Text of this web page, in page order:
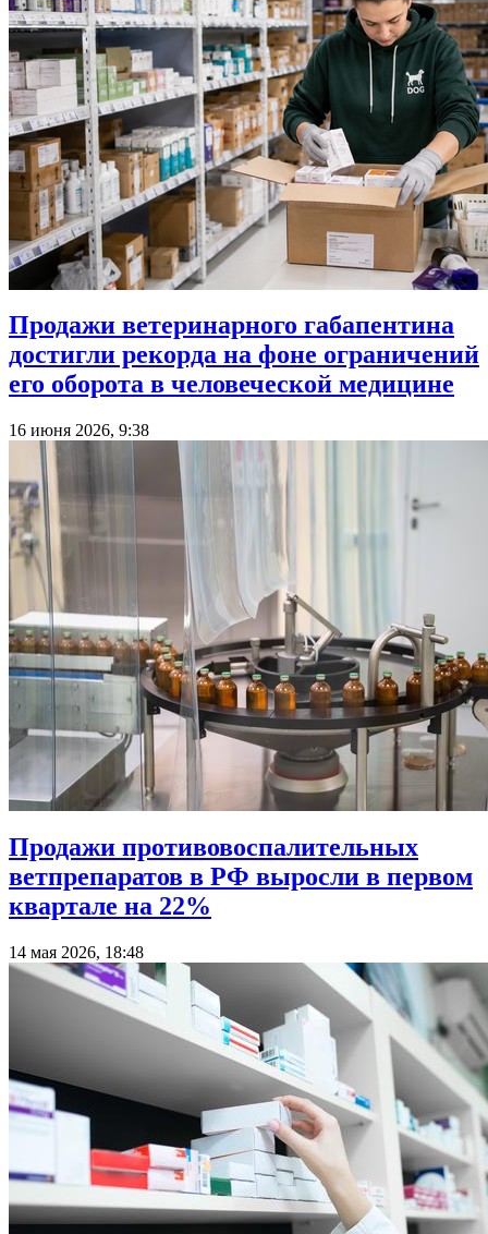
Продажи ветеринарного габапентина
достигли рекорда на фоне ограничений
его оборота в человеческой медицине
16 июня 2026, 9:38
Продажи противовоспалительных
ветпрепаратов в РФ выросли в первом
квартале на 22%
14 мая 2026, 18:48